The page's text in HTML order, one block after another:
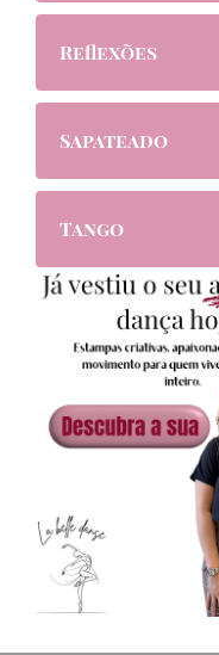
Reflexões
Sapateado
Tango